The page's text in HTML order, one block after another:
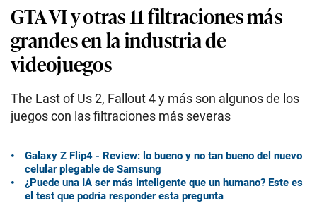
GTA VI y otras 11 filtraciones más
grandes en la industria de
videojuegos
The Last of Us 2, Fallout 4 y más son algunos de los
juegos con las filtraciones más severas
Galaxy Z Flip4 - Review: lo bueno y no tan bueno del nuevo
celular plegable de Samsung
¿Puede una IA ser más inteligente que un humano? Este es
el test que podría responder esta pregunta